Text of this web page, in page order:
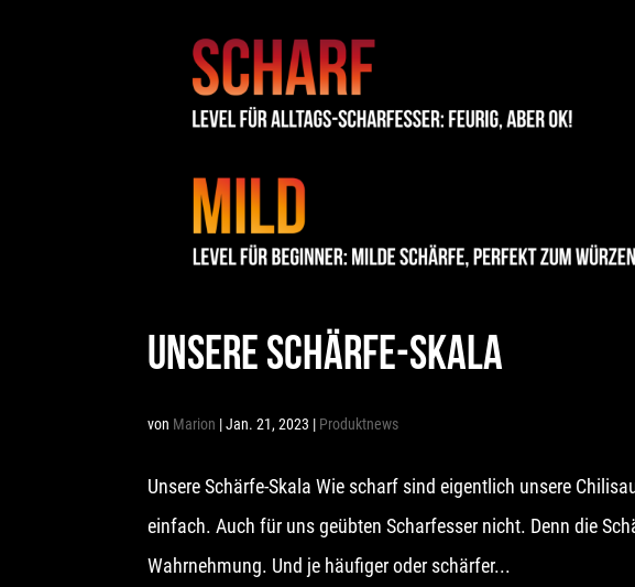
UNSERE SCHÄRFE-SKALA
von Marion |Jan. 21, 2023 | Produktnews
Unsere Schärfe-Skala Wie scharf sind eigentlich unsere
einfach. Auch für uns geübten Scharfesser nicht. Denn die
Wahrnehmung. Und je häufiger oder schärfer...